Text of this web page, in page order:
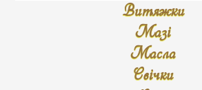
Витяжки
Мазі
Масла
Свічки